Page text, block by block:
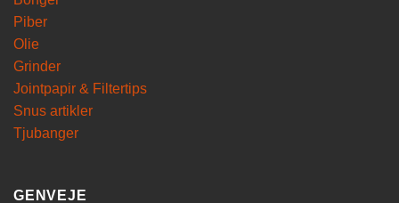
Piber
Olie
Grinder
Jointpapir & Filtertips
Snus artikler
Tjubanger
GENVEJE